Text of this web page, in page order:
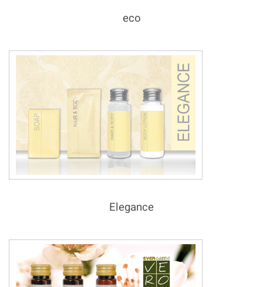
eco
Elegance